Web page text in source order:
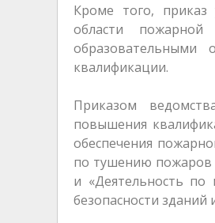
Кроме того, приказ
области
квалификации.
Приказом
повышения
обеспечения
по тушению пожаров
и «Деятельность по
безопасности зданий